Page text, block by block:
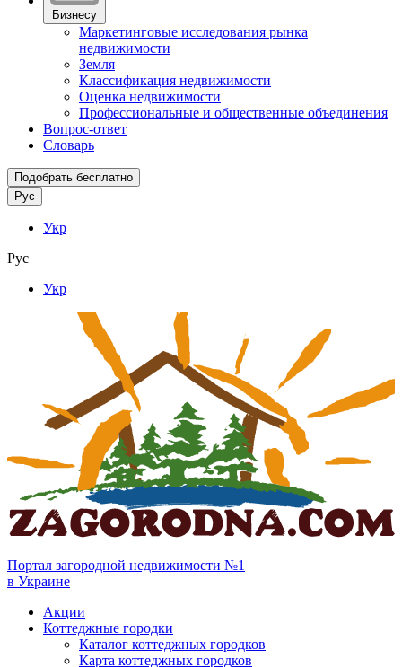
Бизнесу
Маркетинговые исследования рынка
недвижимости
Земля
Классификация недвижимости
Оценка недвижимости
Профессиональные и общественные объединения
Вопрос-ответ
Словарь
Подобрать бесплатно
Рус
Укр
Рус
Укр
Портал загородной недвижимости №1
в Украине
Акции
Коттеджные городки
Каталог коттеджных городков
Карта коттеджных городков